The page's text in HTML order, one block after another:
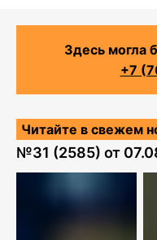
Здесь могла
+7
Читайте в свежем
№31 (2585) от